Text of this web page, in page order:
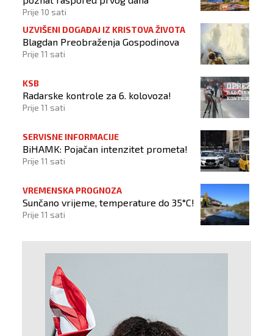
Prije 10 sati
UZVIŠENI DOGAĐAJ IZ KRISTOVA ŽIVOTA
Blagdan Preobraženja Gospodinova
Prije 11 sati
KSB
Radarske kontrole za 6. kolovoza!
Prije 11 sati
SERVISNE INFORMACIJE
BiHAMK: Pojačan intenzitet prometa!
Prije 11 sati
VREMENSKA PROGNOZA
Sunčano vrijeme, temperature do 35°C!
Prije 11 sati